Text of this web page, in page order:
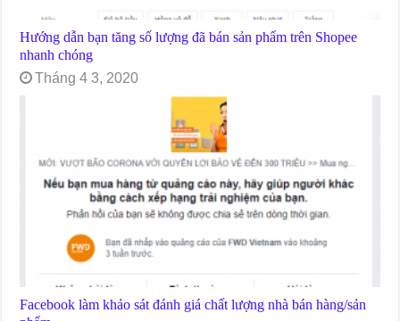
Hướng dẫn bạn tăng số lượng đã bán sản phẩm trên Shopee
nhanh chóng
Tháng 4 3, 2020
Facebook làm khảo sát đánh giá chất lượng nhà bán hàng/sản